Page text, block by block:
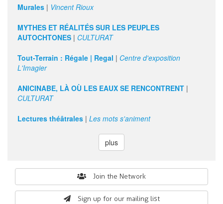
Murales | Vincent Rioux
MYTHES ET RÉALITÉS SUR LES PEUPLES
AUTOCHTONES | CULTURAT
Tout-Terrain : Régale | Regal | Centre d'exposition
L'Imagier
ANICINABE, LÀ OÙ LES EAUX SE RENCONTRENT |
CULTURAT
Lectures théâtrales | Les mots s'animent
plus
Join the Network
Sign up for our mailing list
form